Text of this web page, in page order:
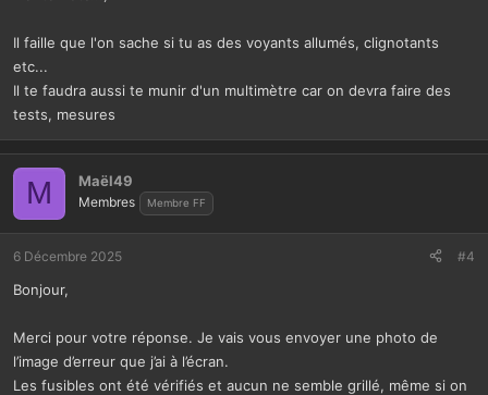
Il faille que l'on sache si tu as des voyants allumés, clignotants
etc...
Il te faudra aussi te munir d'un multimètre car on devra faire des
tests, mesures
M Maël49
Membres Membre FF
6 Décembre 2025 #4
Bonjour,
Merci pour votre réponse. Je vais vous envoyer une photo de
l’image d’erreur que j’ai à l’écran.
Les fusibles ont été vérifiés et aucun ne semble grillé, même si on